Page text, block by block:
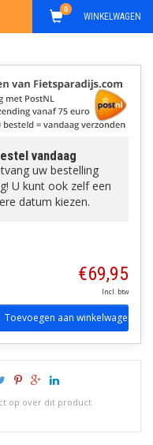
WINKELWAGEN
0
vandaag
uw bestelling
U kunt ook zelf een
datum kiezen.
€69,95
Incl. btw
Toevoegen aan winkelwagen
op over dit product